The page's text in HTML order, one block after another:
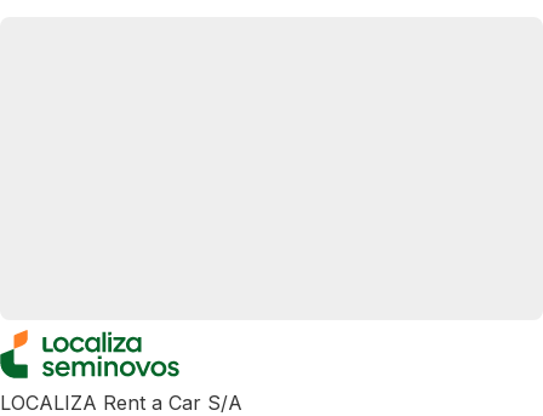
LOCALIZA Rent a Car S/A